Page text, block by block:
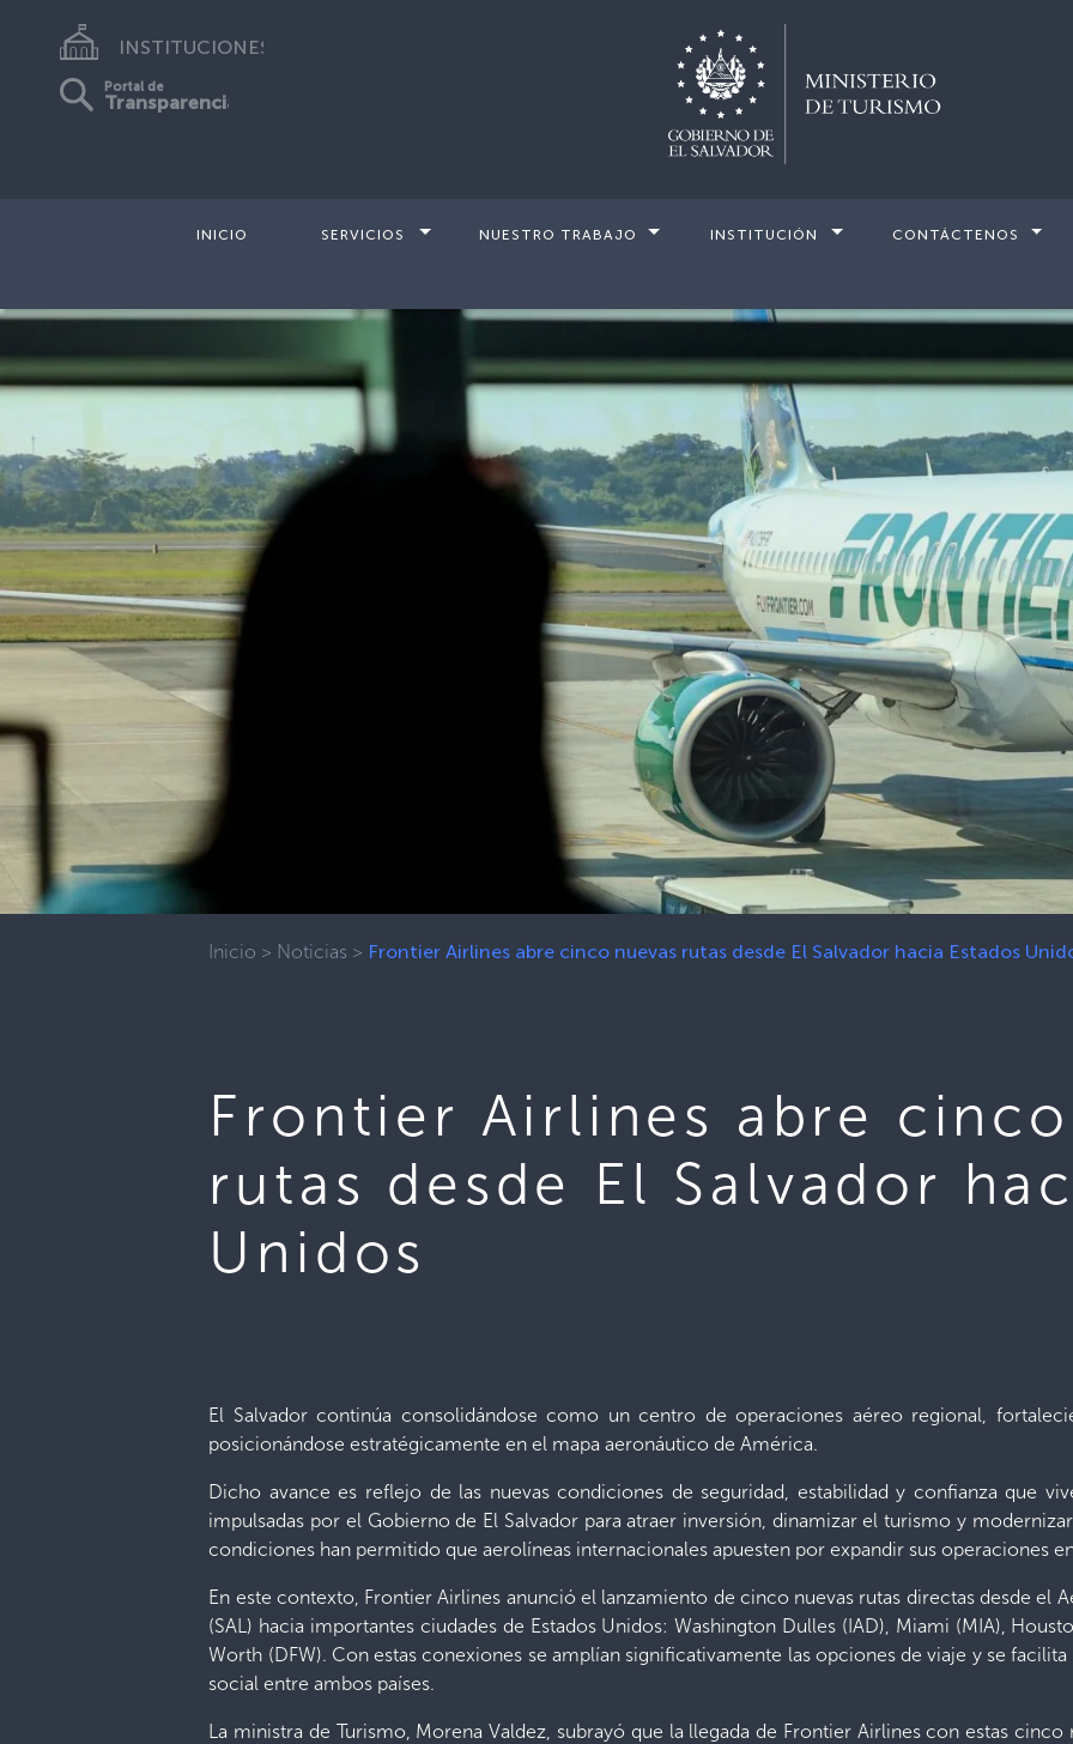
INSTITUCIONES
Portal de
Transparencia
INICIO SERVICIOS NUESTRO TRABAJO INSTITUCIÓN CONTÁCTENOS
Inicio > Noticias > Frontier Airlines abre cinco nuevas rutas desde El Salvador hacia Estados
Frontier Airlines abre
rutas desde El Salvador
Unidos
El Salvador continúa consolidándose como un centro de operaciones aéreo regional,
posicionándose estratégicamente en el mapa aeronáutico de América.
Dicho avance es reflejo de las nuevas condiciones de seguridad, estabilidad y confianza que
impulsadas por el Gobierno de El Salvador para atraer inversión, dinamizar el turismo y
condiciones han permitido que aerolíneas internacionales apuesten por expandir sus operaciones
En este contexto, Frontier Airlines anunció el lanzamiento de cinco nuevas rutas directas desde el
(SAL) hacia importantes ciudades de Estados Unidos: Washington Dulles (IAD), Miami (MIA),
Worth (DFW). Con estas conexiones se amplían significativamente las opciones de viaje y se
social entre ambos países.
La ministra de Turismo, Morena Valdez, subrayó que la llegada de Frontier Airlines con estas